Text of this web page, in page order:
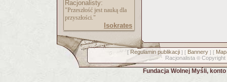
Racjonalisty:
"Przeszłość jest nauką dla
przyszłości."
Isokrates
[ Regulamin publikacji] [ Bannery] [
Racjonalista © Copyright
Fundacja Wolnej Myśli,